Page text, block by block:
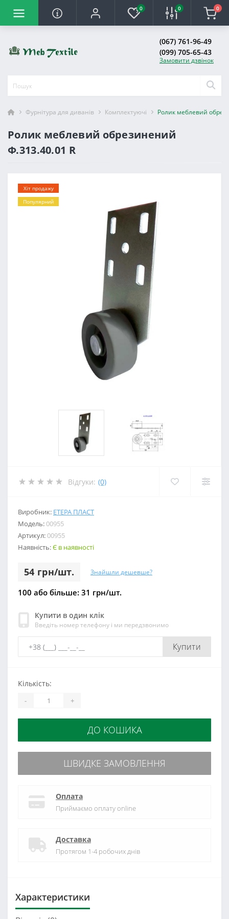
0 0 0
(067) 761-96-49
(099) 705-65-43
Замовити дзвінок
Фурнітура для диванів Комплектуючі Ролик меблевий
Ролик меблевий обрезинений
Ф.313.40.01 R
Хіт продажу
Популярний
Відгуки: (0)
Виробник: ЕТЕРА ПЛАСТ
Модель:00955
Артикул:00955
Наявність:Є в наявності
54 грн/шт. Знайшли дешевше?
100 або більше: 31 грн/шт.
Купити в один клік
Введіть номер телефону і ми передзвонимо
Купити
Кількість:
- +
ДО КОШИКА
ШВИДКЕ ЗАМОВЛЕННЯ
Оплата
Приймаємо оплату online
Доставка
Протягом 1-4 робочих днів
Характеристики